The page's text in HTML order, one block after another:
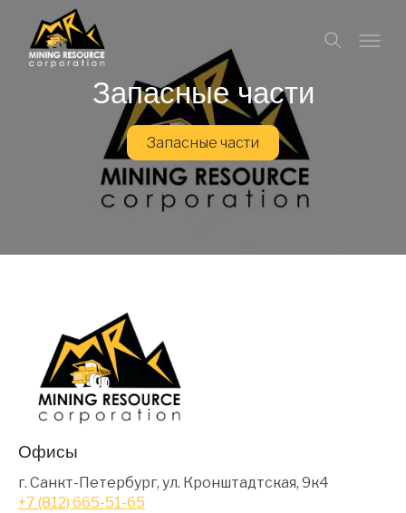
Запасные части
Запасные части
Офисы
г. Санкт-Петербург, ул. Кронштадтская, 9к4
+7 (812) 665-51-65